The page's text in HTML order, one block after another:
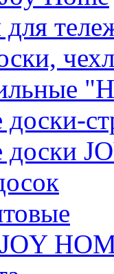
доски